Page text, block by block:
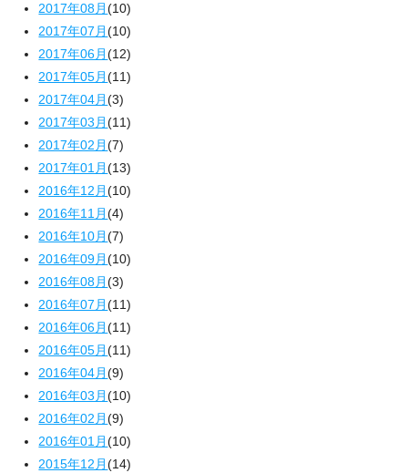
2017年08月(10)
2017年07月(10)
2017年06月(12)
2017年05月(11)
2017年04月(3)
2017年03月(11)
2017年02月(7)
2017年01月(13)
2016年12月(10)
2016年11月(4)
2016年10月(7)
2016年09月(10)
2016年08月(3)
2016年07月(11)
2016年06月(11)
2016年05月(11)
2016年04月(9)
2016年03月(10)
2016年02月(9)
2016年01月(10)
2015年12月(14)